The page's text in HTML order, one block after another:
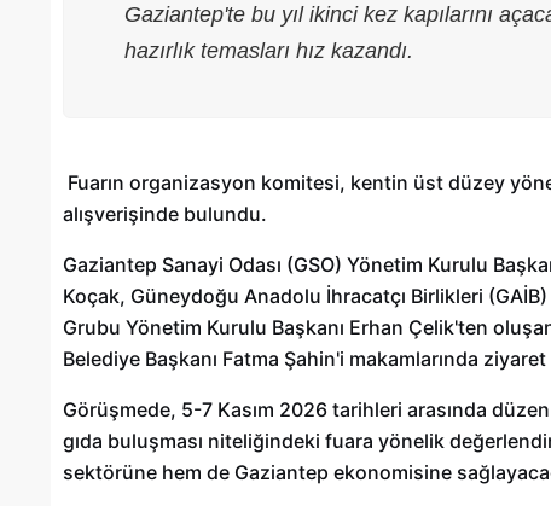
Gaziantep'te bu yıl ikinci kez kapılarını
hazırlık temasları hız kazandı.
Fuarın organizasyon komitesi, kentin üst düzey
alışverişinde bulundu.
Gaziantep Sanayi Odası (GSO) Yönetim Kurulu
Koçak, Güneydoğu Anadolu İhracatçı Birlikleri
Grubu Yönetim Kurulu Başkanı Erhan Çelik'ten
Belediye Başkanı Fatma Şahin'i makamlarında
Görüşmede, 5-7 Kasım 2026 tarihleri arasında
gıda buluşması niteliğindeki fuara yönelik
sektörüne hem de Gaziantep ekonomisine
Gaziantep’te Toplu Ulaşım
Ücretlerine Yüzde 70 Zam Geliyor
28/01/2025